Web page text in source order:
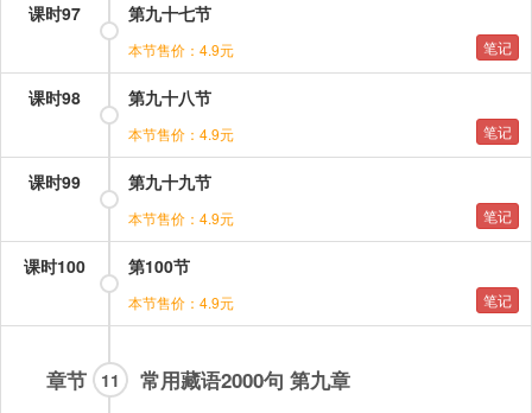
课时97 第九十七节
本节售价：4.9元 笔记
课时98 第九十八节
本节售价：4.9元 笔记
课时99 第九十九节
本节售价：4.9元 笔记
课时100 第100节
本节售价：4.9元 笔记
章节 常用藏语2000句 第九章
11